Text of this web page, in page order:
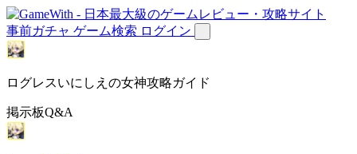
事前ガチャ ゲーム検索 ログイン
ログレスいにしえの女神攻略ガイド
掲示板Q&A